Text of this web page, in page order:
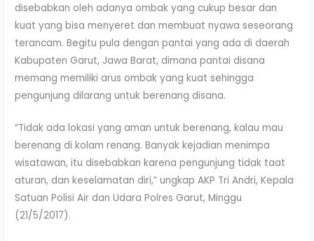
disebabkan oleh adanya ombak yang cukup besar dan
kuat yang bisa menyeret dan membuat nyawa seseorang
terancam. Begitu pula dengan pantai yang ada di daerah
Kabupaten Garut, Jawa Barat, dimana pantai disana
memang memiliki arus ombak yang kuat sehingga
pengunjung dilarang untuk berenang disana.
“Tidak ada lokasi yang aman untuk berenang, kalau mau
berenang di kolam renang. Banyak kejadian menimpa
wisatawan, itu disebabkan karena pengunjung tidak taat
aturan, dan keselamatan diri,” ungkap AKP Tri Andri, Kepala
Satuan Polisi Air dan Udara Polres Garut, Minggu
(21/5/2017).